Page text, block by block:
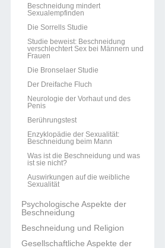
Beschneidung mindert
Sexualempfinden
Die Sorrells Studie
Studie beweist: Beschneidung
verschlechtert Sex bei Männern und
Frauen
Die Bronselaer Studie
Der Dreifache Fluch
Neurologie der Vorhaut und des
Penis
Berührungstest
Enzyklopädie der Sexualität:
Beschneidung beim Mann
Was ist die Beschneidung und was
ist sie nicht?
Auswirkungen auf die weibliche
Sexualität
Psychologische Aspekte der
Beschneidung
Beschneidung und Religion
Gesellschaftliche Aspekte der